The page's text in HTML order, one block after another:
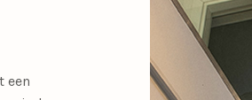
Segula
SALE tafellampen
SALE opbouwspots
SALE buitenlampen
een